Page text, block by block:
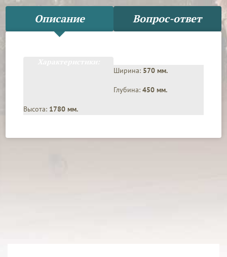
Описание Вопрос-ответ
Ширина: 570 мм.
Глубина: 450 мм.
Высота: 1780 мм.